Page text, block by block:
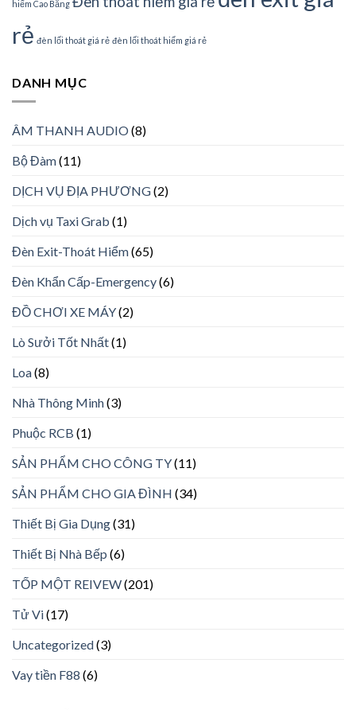
hiểm Cao Bằng
rẻ đèn lối thoát giá rẻ đèn lối thoát hiểm giá rẻ
DANH MỤC
ÂM THANH AUDIO(8)
Bộ Đàm(11)
DỊCH VỤ ĐỊA PHƯƠNG(2)
Dịch vụ Taxi Grab (1)
Đèn Exit-Thoát Hiểm(65)
Đèn Khẩn Cấp-Emergency(6)
ĐỒ CHƠI XE MÁY(2)
Lò Sưởi Tốt Nhất(1)
Loa(8)
Nhà Thông Minh(3)
Phuộc RCB (1)
SẢN PHẨM CHO CÔNG TY(11)
SẢN PHẨM CHO GIA ĐÌNH (34)
Thiết Bị Gia Dụng(31)
Thiết Bị Nhà Bếp (6)
TỐP MỘT REIVEW(201)
Tử Vi(17)
Uncategorized(3)
Vay tiền F88 (6)